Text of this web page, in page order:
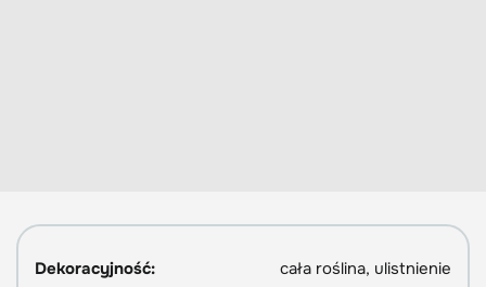
Dekoracyjność:
cała roślina, ulistnienie